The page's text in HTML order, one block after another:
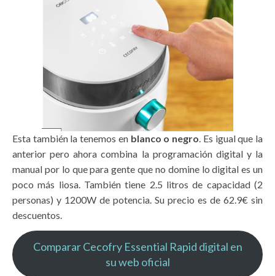
Esta también la tenemos en blanco o negro. Es igual que la
anterior pero ahora combina la programación digital y la
manual por lo que para gente que no domine lo digital es un
poco más liosa. También tiene 2.5 litros de capacidad (2
personas) y 1200W de potencia. Su precio es de 62.9€ sin
descuentos.
Comparar Cecofry Essential Rapid digital en
su web oficial